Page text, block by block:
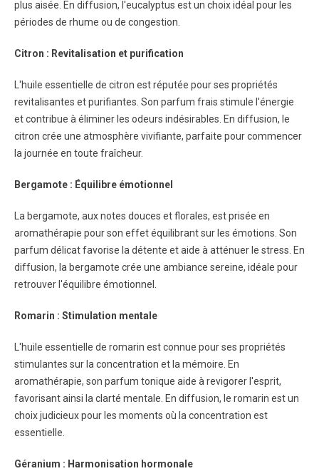
plus aisée. En diffusion, l'eucalyptus est un choix idéal pour les
périodes de rhume ou de congestion.
Citron : Revitalisation et purification
L'huile essentielle de citron est réputée pour ses propriétés
revitalisantes et purifiantes. Son parfum frais stimule l'énergie
et contribue à éliminer les odeurs indésirables. En diffusion, le
citron crée une atmosphère vivifiante, parfaite pour commencer
la journée en toute fraîcheur.
Bergamote : Équilibre émotionnel
La bergamote, aux notes douces et florales, est prisée en
aromathérapie pour son effet équilibrant sur les émotions. Son
parfum délicat favorise la détente et aide à atténuer le stress. En
diffusion, la bergamote crée une ambiance sereine, idéale pour
retrouver l'équilibre émotionnel.
Romarin : Stimulation mentale
L'huile essentielle de romarin est connue pour ses propriétés
stimulantes sur la concentration et la mémoire. En
aromathérapie, son parfum tonique aide à revigorer l'esprit,
favorisant ainsi la clarté mentale. En diffusion, le romarin est un
choix judicieux pour les moments où la concentration est
essentielle.
Géranium : Harmonisation hormonale